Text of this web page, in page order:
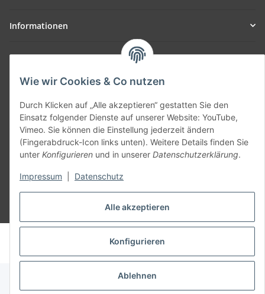
Alle akzeptieren
Konfigurieren
Ablehnen
Wie wir Cookies & Co nutzen
Durch Klicken auf „Alle akzeptieren“ gestatten Sie den
Einsatz folgender Dienste auf unserer Website: YouTube,
Vimeo. Sie können die Einstellung jederzeit ändern
(Fingerabdruck-Icon links unten). Weitere Details finden Sie
unter Konfigurieren und in unserer Datenschutzerklärung.
Impressum Datenschutz
Informationen
Allgemein
Teil unseres Netzwerks:
SmoliTec - Safety. Simplified. Worldwide. ( B2B Shop )
Vertrag widerrufen
* Alle Preise inkl. gesetzlicher USt., zzgl.Versand
© voltmaster.de
Powered by